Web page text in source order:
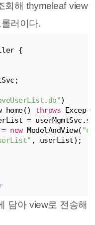
회해 thymeleaf view
러이다.
{
)
home() throws
=
= new ModelAndView(
, userList);
담아 view로 전송해